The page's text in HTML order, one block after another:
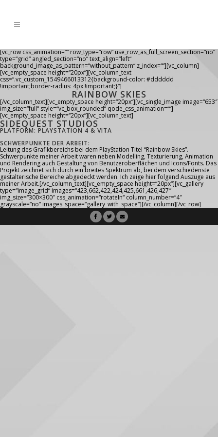
[vc_row css_animation=““ row_type=“row“ use_row_as_full_screen_section=“no“
type=“grid“ angled_section=“no“ text_align=“left“
background_image_as_pattern=“without_pattern“ z_index=““][vc_column]
[vc_empty_space height=“20px“][vc_column_text
css=“.vc_custom_1549466013312{background-color: #dddddd
!important;border-radius: 4px !important;}“]
RAINBOW SKIES
[/vc_column_text][vc_empty_space height=“20px“][vc_single_image image=“653″
img_size=“full“ style=“vc_box_rounded“ qode_css_animation=““]
[vc_empty_space height=“20px“][vc_column_text]
SIDEQUEST STUDIOS
PLATFORM: PLAYSTATION 4 & VITA
SCHWERPUNKTE DER ARBEIT:
Leitung des Grafikbereichs bei dem PlayStation Titel “Rainbow Skies”.
Schwerpunkte meiner Arbeit waren neben Modelling, Texturierung, Animation
und Rendering auch Gestaltung von Benutzeroberflächen und Icons/Fonts. Das
Projekt zeichnet sich durch ein breites Spektrum ab, bei dem verschiedenste
gestalterische Bereiche abgedeckt werden. Ich zeige hier folgend Auszüge aus
meiner Arbeit.[/vc_column_text][vc_empty_space height=“20px“][vc_gallery
type=“image_grid“ images=“423,662,422,424,425,661,426,427″
img_size=“300×300″ css_animation=“rotateIn“ column_number=“4″
grayscale=“no“ images_space=“gallery_with_space“][/vc_column][/vc_row]